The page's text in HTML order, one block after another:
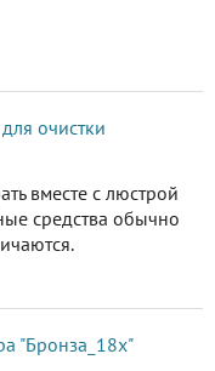
очистки
вместе с люстрой
средства обычно
"Бронза_18х"